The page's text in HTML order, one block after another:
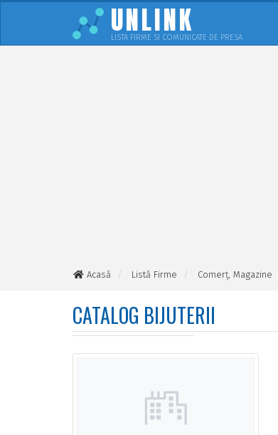
UNLINK
LISTA FIRME SI COMUNICATE DE PRESA
Acasă Listă Firme Comerţ, Magazine
CATALOG BIJUTERII